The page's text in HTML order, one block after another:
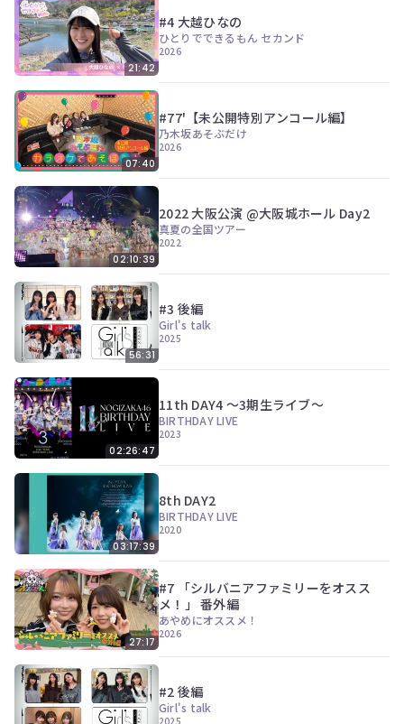
21:42
#4 大越ひなの
ひとりでできるもん セカンド
2026
07:40
#77'【未公開特別アンコール編】
乃木坂あそぶだけ
2026
02:10:39
2022 大阪公演 @大阪城ホール Day2
真夏の全国ツアー
2022
56:31
#3 後編
Girl's talk
2025
02:26:47
11th DAY4 ～3期生ライブ～
BIRTHDAY LIVE
2023
03:17:39
8th DAY2
BIRTHDAY LIVE
2020
27:17
#7 「シルバニアファミリーをオスス
メ！」 番外編
あやめにオススメ！
2026
#2 後編
Girl's talk
2025